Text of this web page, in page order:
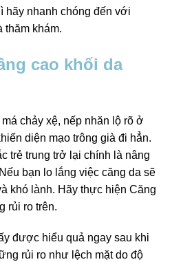
hãy nhanh chóng đến với
thăm khám.
cao khối da
chảy xệ, nếp nhăn lộ rõ ở
diện mạo trông già đi hẳn.
trẻ trung trở lại chính là nâng
bạn lo lắng việc căng da sẽ
khó lành. Hãy thực hiện Căng
rủi ro trên.
được hiểu quả ngay sau khi
rủi ro như lệch mặt do độ